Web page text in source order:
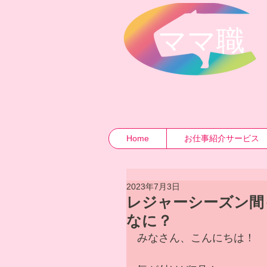
​ママ職
Home お仕事紹介サービス
レジャーシーズン
なに？
2023年7月3日
みなさん、こんにちは！